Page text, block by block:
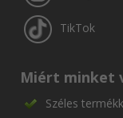
TikTok
Miért minket
Széles